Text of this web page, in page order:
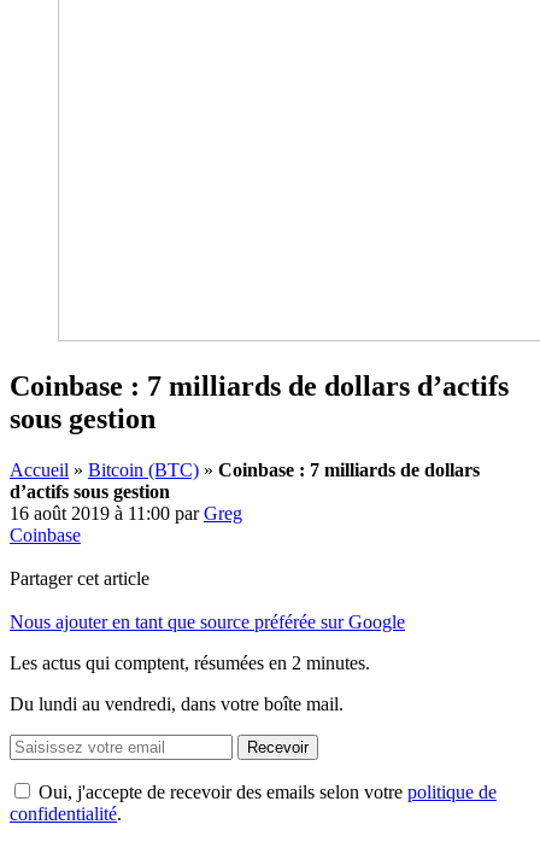
Coinbase : 7 milliards de dollars d’actifs
sous gestion
Accueil » Bitcoin (BTC) » Coinbase : 7 milliards de dollars
d’actifs sous gestion
16 août 2019 à 11:00 parGreg
Coinbase
Partager cet article
Nous ajouter en tant que source préférée sur Google
Les actus qui comptent, résumées en 2 minutes.
Du lundi au vendredi, dans votre boîte mail.
Recevoir
Oui, j'accepte de recevoir des emails selon votre politique de
confidentialité.